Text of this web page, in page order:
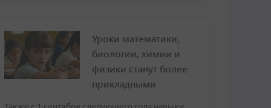
Уроки математики,
биологии, химии и
физики станут более
прикладными